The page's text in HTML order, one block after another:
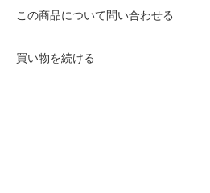
この商品について問い合わせる
買い物を続ける